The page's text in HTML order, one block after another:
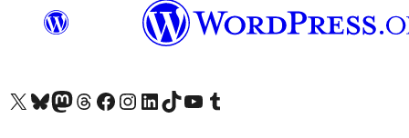
Bezoek ons X (voorheen Twitter) account
Bezoek ons Bluesky account
Bezoek ons Mastodon account
Bezoek ons Threads account
Onze Facebook pagina bezoeken
Bezoek ons Instagram account
Bezoek ons LinkedIn account
Bezoek ons TikTok account
Bezoek ons YouTube kanaalBezoek ons Tumblr account